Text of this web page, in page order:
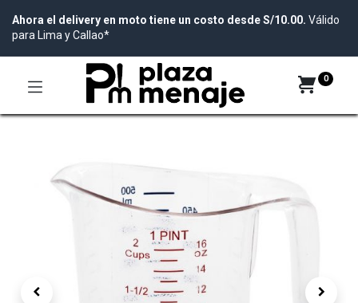
Ahora el delivery en moto tiene un costo desde S/10.00. Válido
para Lima y Callao*
0